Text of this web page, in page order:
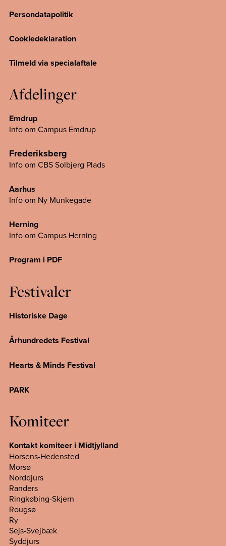
Persondatapolitik
Cookiedeklaration
Tilmeld via specialaftale
Afdelinger
Emdrup
Info om Campus Emdrup
Frederiksberg
Info om CBS Solbjerg Plads
Aarhus
Info om Ny Munkegade
Herning
Info om Campus Herning
Program i PDF
Festivaler
Historiske Dage
Århundredets Festival
Hearts & Minds Festival
PARK
Komiteer
Kontakt komiteer i Midtjylland
Horsens-Hedensted
Morsø
Norddjurs
Randers
Ringkøbing-Skjern
Rougsø
Ry
Sejs-Svejbæk
Syddjurs